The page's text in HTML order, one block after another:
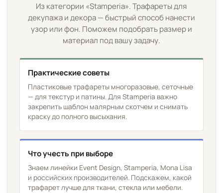
Из категории «Stamperia». Трафареты для
декупажа и декора — быстрый способ нанести
узор или фон. Поможем подобрать размер и
материал под вашу задачу.
Практические советы
Пластиковые трафареты многоразовые, сеточные
— для текстур и патины. Для Stamperia важно
закрепить шаблон малярным скотчем и снимать
краску до полного высыхания.
Что учесть при выборе
Знаем линейки Event Design, Stamperia, Mona Lisa
и российских производителей. Подскажем, какой
трафарет лучше для ткани, стекла или мебели.